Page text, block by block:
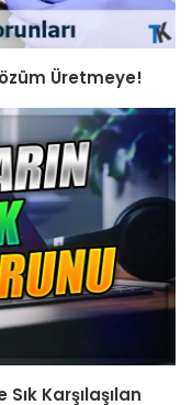
Üretmeye!
Karşılaşılan